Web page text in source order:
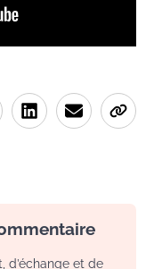
d’échange et de